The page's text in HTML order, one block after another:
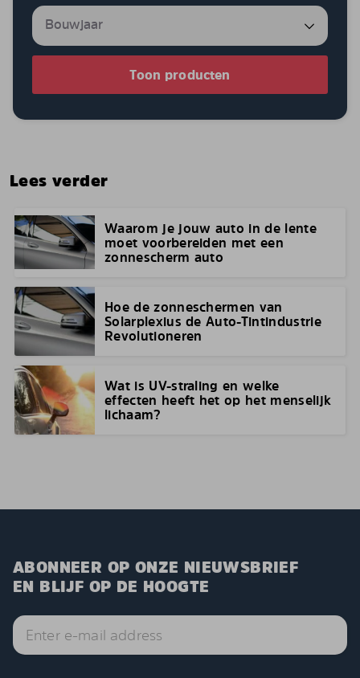
Toon producten
Lees verder
Waarom je jouw auto in de lente
moet voorbereiden met een
zonnescherm auto
Hoe de zonneschermen van
Solarplexius de Auto-Tintindustrie
Revolutioneren
Wat is UV-straling en welke
effecten heeft het op het menselijk
lichaam?
ABONNEER OP ONZE NIEUWSBRIEF
EN BLIJF OP DE HOOGTE